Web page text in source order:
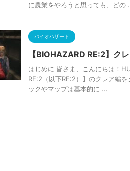
に農業をやろうと思っても、どの
バイオハザード
【BIOHAZARD RE:2】ク
はじめに 皆さま、こんにちは！
RE:2（以下RE:2）】のクレア編
ックやマップは基本的に ...